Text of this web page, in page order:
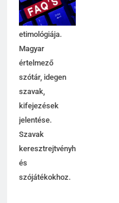
magyarázata,
használata,
etimológiája.
Magyar
értelmező
szótár, idegen
szavak,
kifejezések
jelentése.
Szavak
keresztrejtvényhez
és
szójátékokhoz.